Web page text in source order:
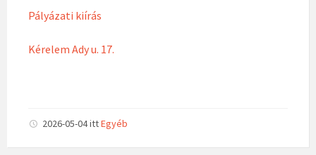
Pályázati kiírás
Kérelem Ady u. 17.
2026-05-04ittEgyéb